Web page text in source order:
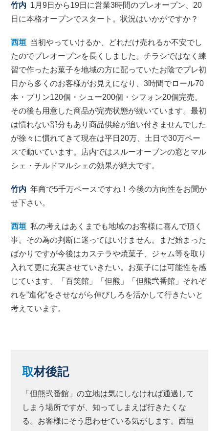
竹内 1月9日から19日に営業3時間のプレオープン、20
日に本格オープンでスタート。状況はいかがですか？
西垣 当初やっていけるか、どれだけ売れるか不安でし
たのでプレオープンを長くしました。チラシではなく練
習で作ったお菓子を地域の方に配っていたお陰でプレ初
日から多くのお客様がお見えになり、3時間でロール70
本・プリン120個・シュー200個・シフォン20個完売。
その後も用意した商品が完売状態が続いています。最初
は慣れない部分もあり商品供給が追い付きませんでした
が徐々に慣れてきて現在は平日20万、土日で30万ペー
スで動いています。店内ではスルーオーブンの窓とマル
シェ・チルドマルシェの効果が絶大です。
竹内 年商で5千万ペースですね！今後の方向性をお聞か
せ下さい。
西垣 私の考えはあくまでも地域のお客様に喜んで頂く
事。その為の判断に迷ってはいけません。まだ始まった
ばかりですが今後はカステラや焼菓子、ジャム等を取り
入れて更に充実させていきたい。お菓子には可能性を感
じています。「百笑館」「但熊」「但熊弐番館」それぞ
れを”進化”をさせながら伸びしろを活かして行きたいと
考えています。
取材後記
「但熊弐番館」の立地は気にしなければ通過して
しまう場所ですが、知ってしまえば行きたくな
る。お客様にそう思わせている気がします。西垣